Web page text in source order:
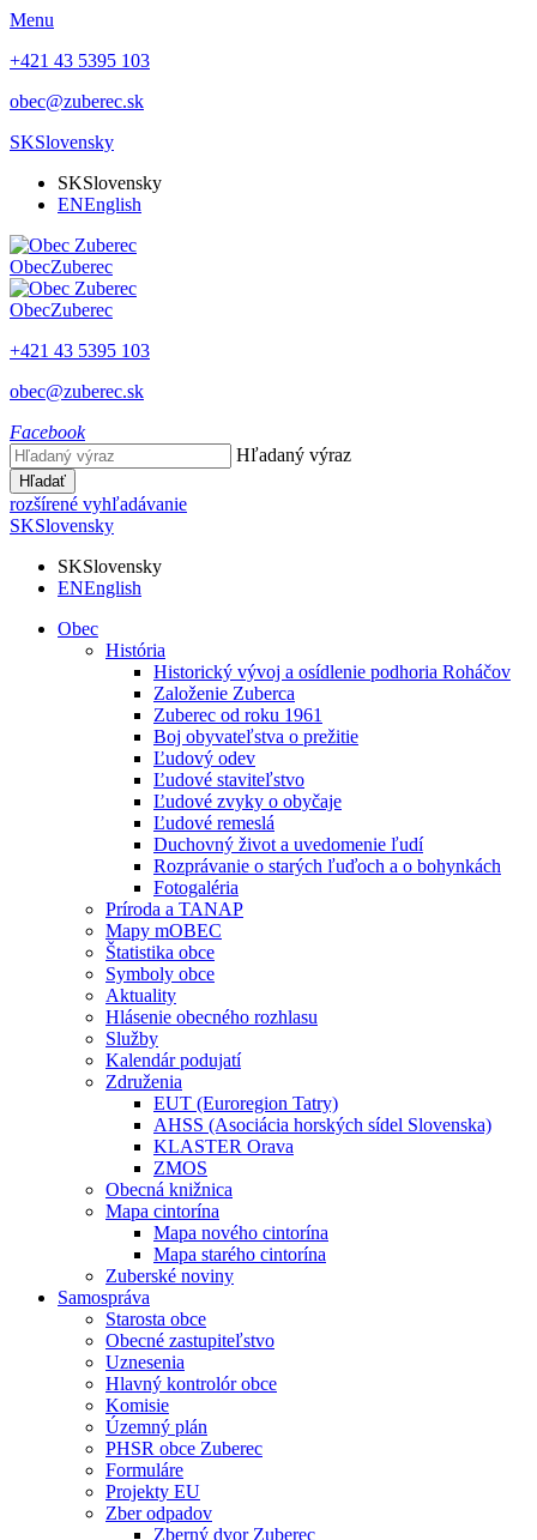
Menu
+421 43 5395 103
obec@zuberec.sk
SKSlovensky
SKSlovensky
ENEnglish
ObecZuberec
ObecZuberec
+421 43 5395 103
obec@zuberec.sk
Facebook
Hľadaný výraz
Hľadať
rozšírené vyhľadávanie
SKSlovensky
SKSlovensky
ENEnglish
Obec
História
Historický vývoj a osídlenie podhoria Roháčov
Založenie Zuberca
Zuberec od roku 1961
Boj obyvateľstva o prežitie
Ľudový odev
Ľudové staviteľstvo
Ľudové zvyky o obyčaje
Ľudové remeslá
Duchovný život a uvedomenie ľudí
Rozprávanie o starých ľuďoch a o bohynkách
Fotogaléria
Príroda a TANAP
Mapy mOBEC
Štatistika obce
Symboly obce
Aktuality
Hlásenie obecného rozhlasu
Služby
Kalendár podujatí
Združenia
EUT (Euroregion Tatry)
AHSS (Asociácia horských sídel Slovenska)
KLASTER Orava
ZMOS
Obecná knižnica
Mapa cintorína
Mapa nového cintorína
Mapa starého cintorína
Zuberské noviny
Samospráva
Starosta obce
Obecné zastupiteľstvo
Uznesenia
Hlavný kontrolór obce
Komisie
Územný plán
PHSR obce Zuberec
Formuláre
Projekty EU
Zber odpadov
Zberný dvor Zuberec